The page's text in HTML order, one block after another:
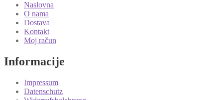
Naslovna
O nama
Dostava
Kontakt
Moj račun
Informacije
Impressum
Datenschutz